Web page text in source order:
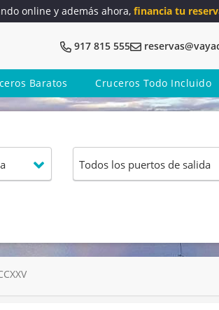
online y además ahora, financia tu
917 815 555
Baratos Cruceros Todo Incluido